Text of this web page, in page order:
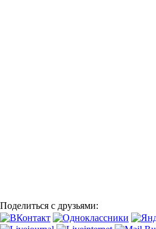
Поделиться с друзьями: